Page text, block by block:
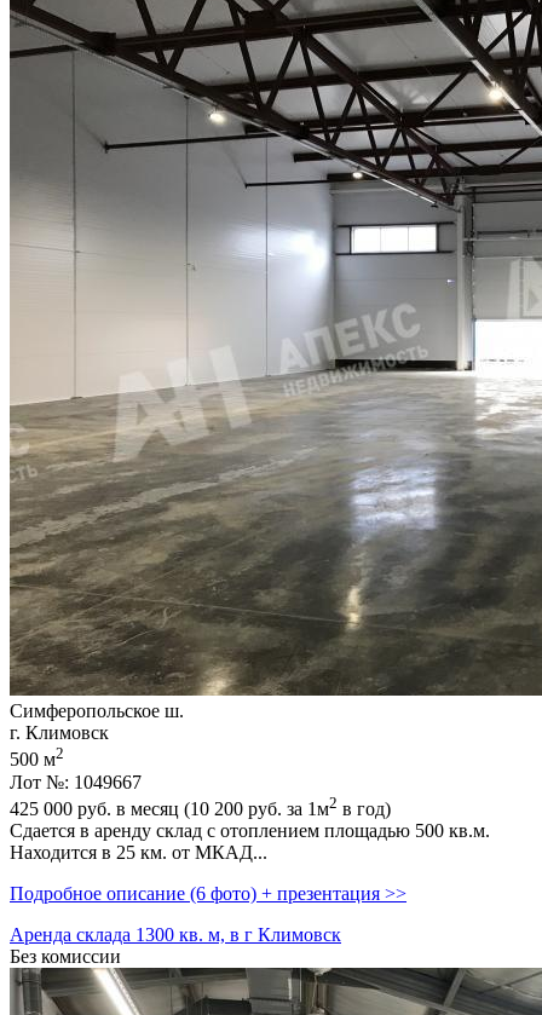
Симферопольское ш.
г. Климовск
500 м2
Лот №: 1049667
425 000 руб. в месяц (10 200 руб. за 1м2 в год)
Сдается в аренду склад с отоплением площадью 500 кв.м.
Находится в 25 км. от МКАД...
Подробное описание (6 фото) + презентация >>
Аренда склада 1300 кв. м, в г Климовск
Без комиссии